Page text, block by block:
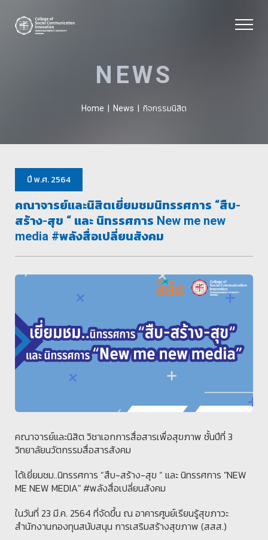
NEWS
Home News กิจกรรมนิสิต
ปี พ.ศ. 2564
คณาจารย์และนิสิตเยี่ยมชมนิทรรศการ “สืบ-
สร้าง-สุข “ และ นิทรรศการ New me new
media #พลังสื่อเปลี่ยนสังคม
คณาจารย์และนิสิต วิชาเอกการสื่อสารเพื่อสุขภาพ ชั้นปีที่ 3
วิทยาลัยนวัตกรรมสื่อสารสังคม
ได้เยี่ยมชม..นิทรรศการ “สืบ-สร้าง-สุข “ และ นิทรรศการ "NEW
ME NEW MEDIA" #พลังสื่อเปลี่ยนสังคม
ในวันที่ 23 มี.ค. 2564 ที่จัดขึ้น ณ อาคารศูนย์เรียนรู้สุขภาวะ
สำนักงานกองทุนสนับสนุน การเสริมสร้างสุขภาพ (สสส.)